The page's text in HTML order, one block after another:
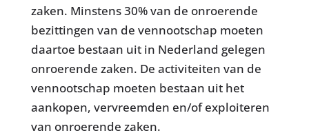
zaken. Minstens 30% van de onroerende
bezittingen van de vennootschap moeten
daartoe bestaan uit in Nederland gelegen
onroerende zaken. De activiteiten van de
vennootschap moeten bestaan uit het
aankopen, vervreemden en/of exploiteren
van onroerende zaken.